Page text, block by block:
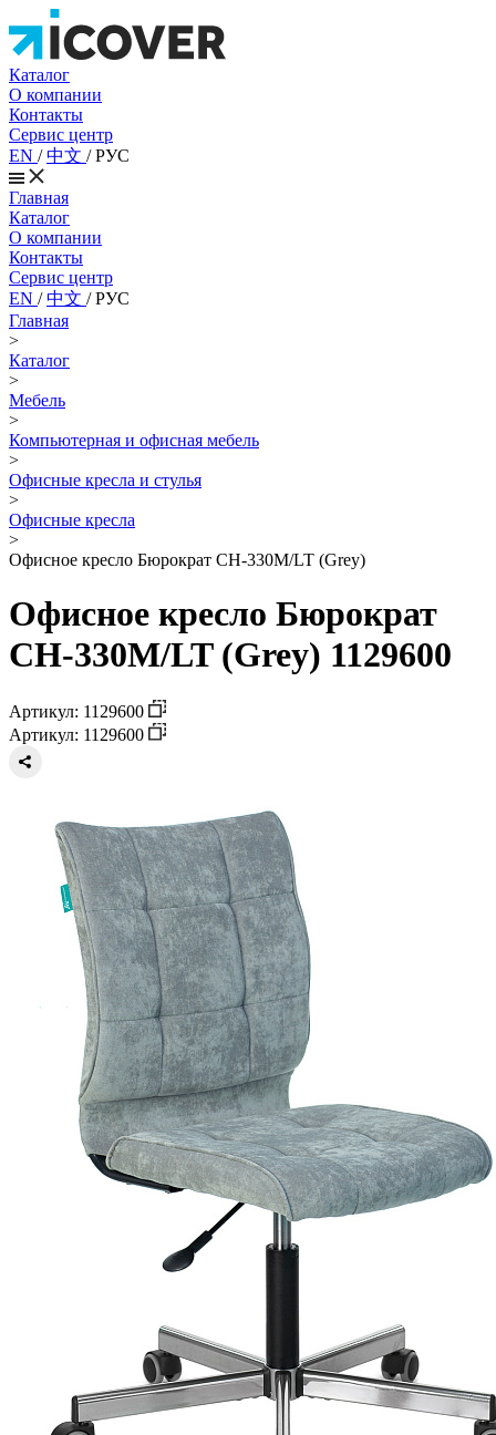
Каталог
О компании
Контакты
Сервис центр
EN /中文 /РУС
Главная
Каталог
О компании
Контакты
Сервис центр
EN /中文 /РУС
Главная
>
Каталог
>
Мебель
>
Компьютерная и офисная мебель
>
Офисные кресла и стулья
>
Офисные кресла
>
Офисное кресло Бюрократ CH-330M/LT (Grey)
Офисное кресло Бюрократ
CH-330M/LT (Grey) 1129600
Артикул: 1129600
Артикул: 1129600